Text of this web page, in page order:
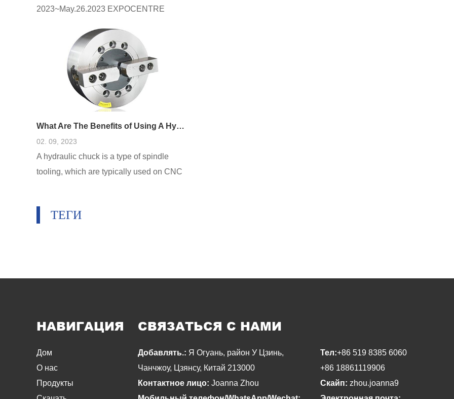
2023~May.26.2023 EXPOCENTRE
KRASNOPRESNENSKAYA NAB., 14,
What Are The Benefits of Using A Hydraulic Chuck
02. 09, 2023
A hydraulic chuck is a type of spindle
tooling, which are typically used on CNC
used in applications where high accuracy
ТЕГИ
НАВИГАЦИЯ
Дом
О нас
Продукты
СВЯЗАТЬСЯ С НАМИ
Добавлять.: Я Огуань, район У Цзинь,
Чанчжоу, Цзянсу, Китай 213000
Контактное лицо: Joanna Zhou
Тел:+86 519 8385 6060
+86 18861119906
Скайп: zhou.joanna9